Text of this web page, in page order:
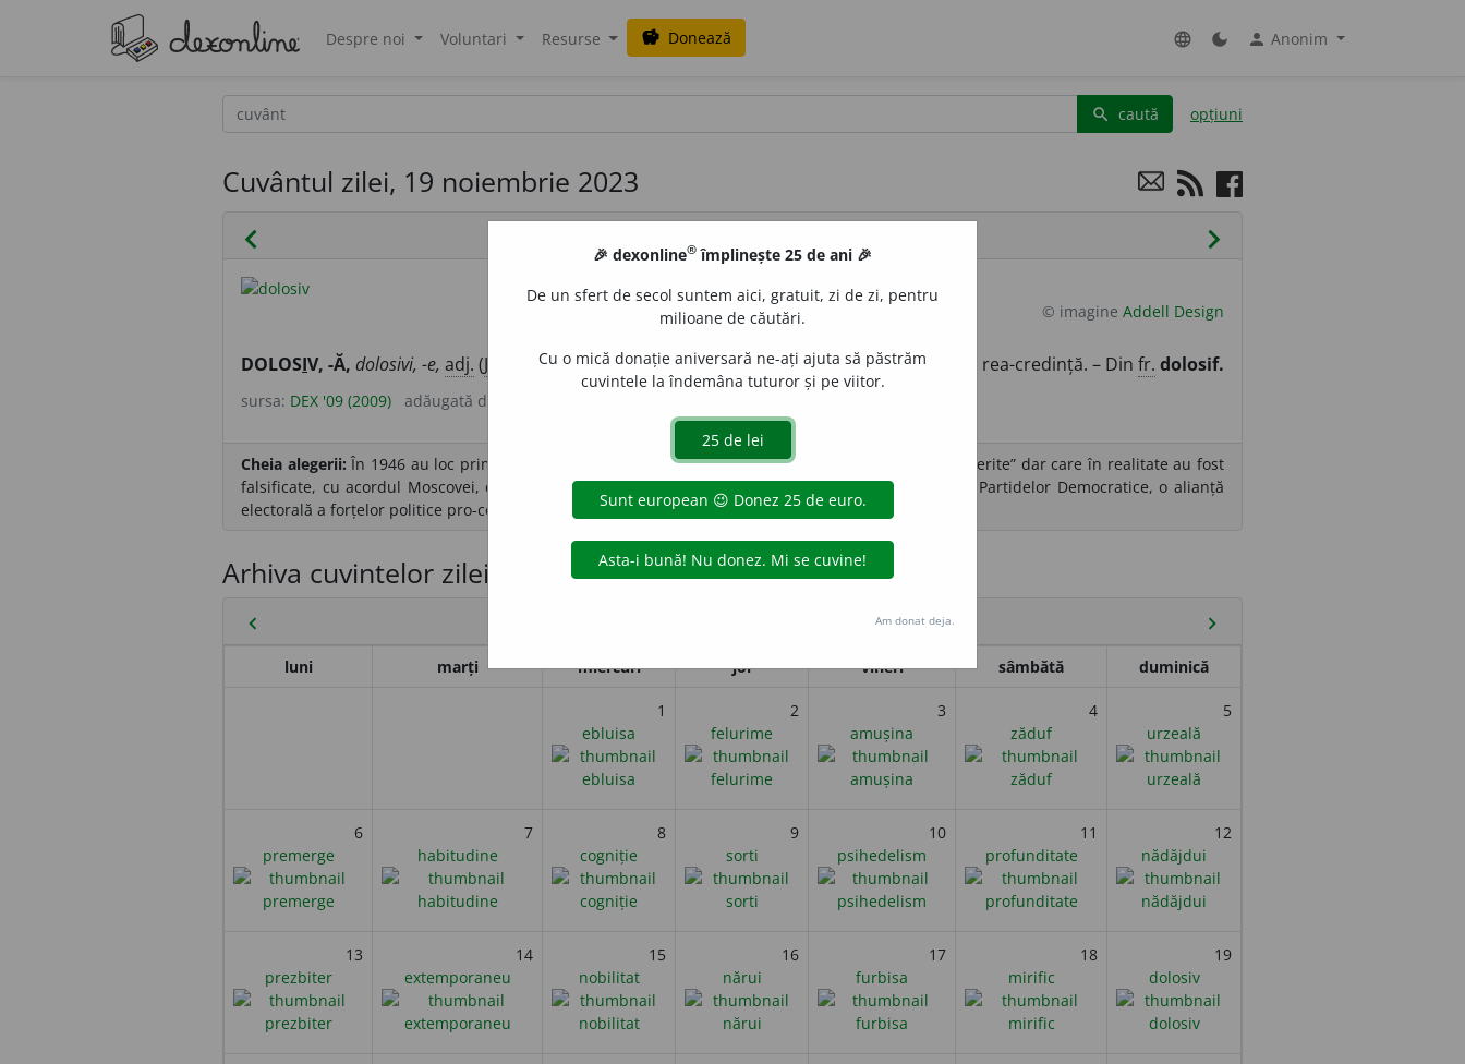
Despre noi Voluntari Resurse savings Donează language dark_mode person Anonim
search caută opțiuni
Cuvântul zilei, 19 noiembrie 2023
chevron_left chevron_right
© imagine Addell Design
DOLOSIV, -Ă, dolosivi, -e, adj. (Jur. ; despre acțiuni, contracte etc.) Făcut prin înșelăciune, cu rea-credință. – Din fr. dolosif.
sursa: DEX '09 (2009) adăugată de
Cheia alegerii: În 1946 au loc primele alegeri parlamentare postbelice, declarate „libere și nestingherite” dar care în realitate au fost
falsificate, cu acordul Moscovei, de către guvernul Petru Groza. Acesta a anunțat victoria Blocului Partidelor Democratice, o alianță
electorală a forțelor politice pro-comuniste.
Arhiva cuvintelor zilei
chevron_left chevron_right
luni marți miercuri joi vineri sâmbătă duminică
1
ebluisa
2
felurime
3
amușina
4
zăduf
5
urzeală
6
premerge
7
habitudine
8
cogniție
9
sorti
10
psihedelism
11
profunditate
12
nădăjdui
13
prezbiter
14
extemporaneu
15
nobilitat
16
nărui
17
furbisa
18
mirific
19
dolosiv
🎉 dexonline® împlinește 25 de ani 🎉
De un sfert de secol suntem aici, gratuit, zi de zi, pentru
milioane de căutări.
Cu o mică donație aniversară ne-ați ajuta să păstrăm
cuvintele la îndemâna tuturor și pe viitor.
Am donat deja.